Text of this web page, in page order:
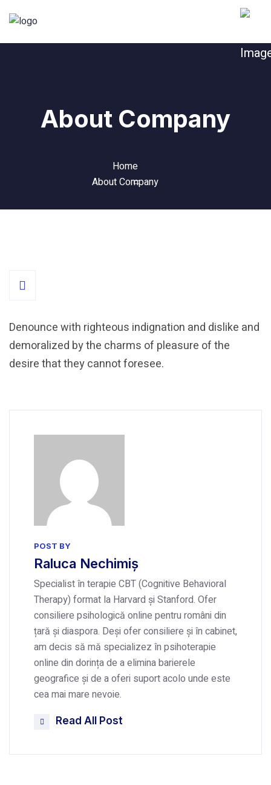
About Company
Home
About Company
Denounce with righteous indignation and dislike and
demoralized by the charms of pleasure of the
desire that they cannot foresee.
POST BY
Raluca Nechimiș
Specialist în terapie CBT (Cognitive Behavioral
Therapy) format la Harvard și Stanford. Ofer
consiliere psihologică online pentru români din
țară și diaspora. Deși ofer consiliere și în cabinet,
am decis să mă specializez în psihoterapie
online din dorința de a elimina barierele
geografice și de a oferi suport acolo unde este
cea mai mare nevoie.
Read All Post